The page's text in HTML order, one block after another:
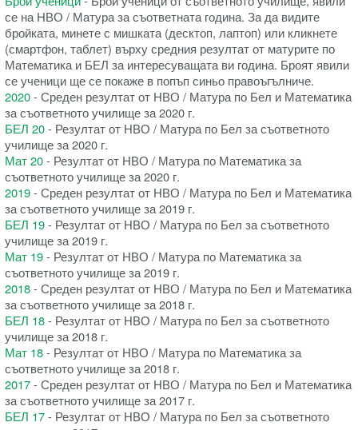
се на НВО / Матура за съответната година. За да видите
бройката, минете с мишката (десктоп, лаптоп) или кликнете
(смартфон, таблет) върху средния резултат от матурите по
Математика и БЕЛ за интересуващата ви година. Броят явили
се ученици ще се покаже в попъп синьо правоъгълниче.
2020- Среден резултат от НВО / Матура по Бел и Математика
за съответното училище за 2020 г.
БЕЛ 20- Резултат от НВО / Матура по Бел за съответното
училище за 2020 г.
Мат 20- Резултат от НВО / Матура по Математика за
съответното училище за 2020 г.
2019- Среден резултат от НВО / Матура по Бел и Математика
за съответното училище за 2019 г.
БЕЛ 19- Резултат от НВО / Матура по Бел за съответното
училище за 2019 г.
Мат 19- Резултат от НВО / Матура по Математика за
съответното училище за 2019 г.
2018- Среден резултат от НВО / Матура по Бел и Математика
за съответното училище за 2018 г.
БЕЛ 18- Резултат от НВО / Матура по Бел за съответното
училище за 2018 г.
Мат 18- Резултат от НВО / Матура по Математика за
съответното училище за 2018 г.
2017- Среден резултат от НВО / Матура по Бел и Математика
за съответното училище за 2017 г.
БЕЛ 17- Резултат от НВО / Матура по Бел за съответното